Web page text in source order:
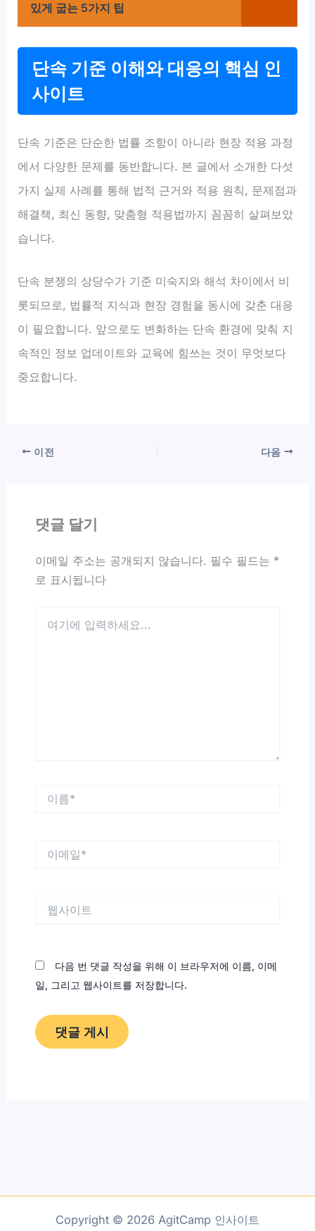
있게 굽는 5가지 팁
단속 기준 이해와 대응의 핵심 인
사이트
단속 기준은 단순한 법률 조항이 아니라 현장 적용 과정
에서 다양한 문제를 동반합니다. 본 글에서 소개한 다섯
가지 실제 사례를 통해 법적 근거와 적용 원칙, 문제점과
해결책, 최신 동향, 맞춤형 적용법까지 꼼꼼히 살펴보았
습니다.
단속 분쟁의 상당수가 기준 미숙지와 해석 차이에서 비
롯되므로, 법률적 지식과 현장 경험을 동시에 갖춘 대응
이 필요합니다. 앞으로도 변화하는 단속 환경에 맞춰 지
속적인 정보 업데이트와 교육에 힘쓰는 것이 무엇보다
중요합니다.
이전 다음
댓글 달기
이메일 주소는 공개되지 않습니다. 필수 필드는 *
로 표시됩니다
다음 번 댓글 작성을 위해 이 브라우저에 이름, 이메
일, 그리고 웹사이트를 저장합니다.
Copyright © 2026 AgitCamp 인사이트